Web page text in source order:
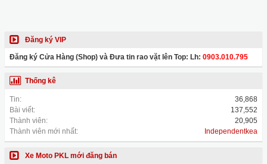
Đăng ký VIP
Đăng ký Cửa Hàng (Shop) và Đưa tin rao vặt lên Top: Lh: 0903.010.795
Thống kê
Tin:
36,868
Bài viết:
137,552
Thành viên:
20,905
Thành viên mới nhất:
Independentkea
Xe Moto PKL mới đăng bán